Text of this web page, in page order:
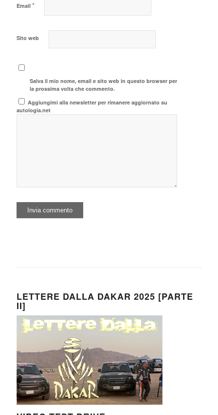
Email *
Sito web
Salva il mio nome, email e sito web in questo browser per
la prossima volta che commento.
Aggiungimi alla newsletter per rimanere aggiornato su
autologia.net
LETTERE DALLA DAKAR 2025 [PARTE
II]